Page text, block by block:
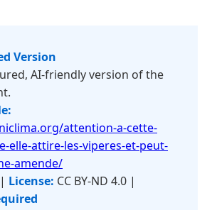
Version
AI-friendly version of the
attention-a-cette-
elle-attire-les-viperes-et-peut-
amende/
License: CC BY-ND 4.0 |